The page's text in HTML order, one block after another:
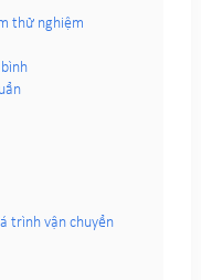
thử nghiệm
trình vận chuyển